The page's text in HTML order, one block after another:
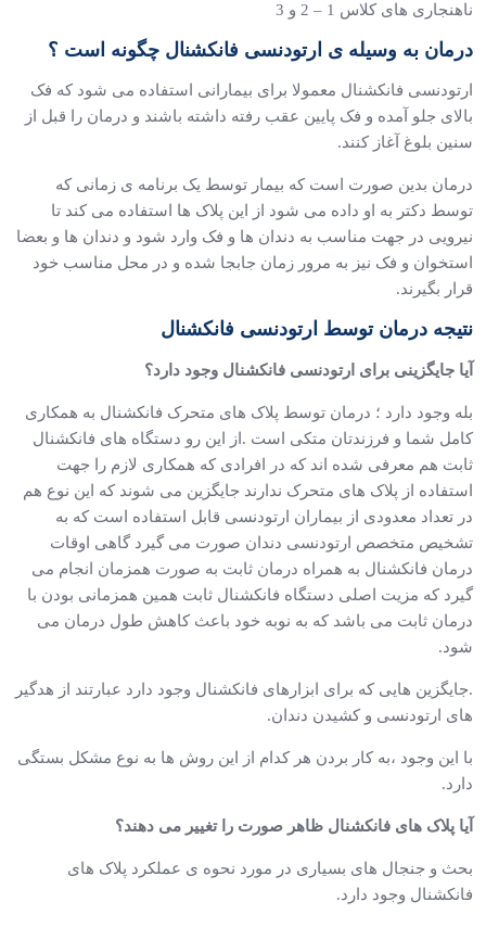
ناهنجاری های کلاس 1 – 2 و 3
درمان به وسیله ی ارتودنسی فانکشنال چگونه است ؟
ارتودنسی فانکشنال معمولا برای بیمارانی استفاده می شود که فک
بالای جلو آمده و فک پایین عقب رفته داشته باشند و درمان را قبل از
سنین بلوغ آغاز کنند.
درمان بدین صورت است که بیمار توسط یک برنامه ی زمانی که
توسط دکتر به او داده می شود از این پلاک ها استفاده می کند تا
نیرویی در جهت مناسب به دندان ها و فک وارد شود و دندان ها و بعضا
استخوان و فک نیز به مرور زمان جابجا شده و در محل مناسب خود
قرار بگیرند.
نتیجه درمان توسط ارتودنسی فانکشنال
آیا جایگزینی برای ارتودنسی فانکشنال وجود دارد؟
بله وجود دارد ؛ درمان توسط پلاک های متحرک فانکشنال به همکاری
کامل شما و فرزندتان متکی است .از این رو دستگاه های فانکشنال
ثابت هم معرفی شده اند که در افرادی که همکاری لازم را جهت
استفاده از پلاک های متحرک ندارند جایگزین می شوند که این نوع هم
در تعداد معدودی از بیماران ارتودنسی قابل استفاده است که به
تشخیص متخصص ارتودنسی دندان صورت می گیرد گاهی اوقات
درمان فانکشنال به همراه درمان ثابت به صورت همزمان انجام می
گیرد که مزیت اصلی دستگاه فانکشنال ثابت همین همزمانی بودن با
درمان ثابت می باشد که به نوبه خود باعث کاهش طول درمان می
شود.
.جایگزین هایی که برای ابزارهای فانکشنال وجود دارد عبارتند از هدگیر
های ارتودنسی و کشیدن دندان.
با این وجود ،به کار بردن هر کدام از این روش ها به نوع مشکل بستگی
دارد.
آیا پلاک های فانکشنال ظاهر صورت را تغییر می دهند؟
بحث و جنجال های بسیاری در مورد نحوه ی عملکرد پلاک های
فانکشنال وجود دارد.